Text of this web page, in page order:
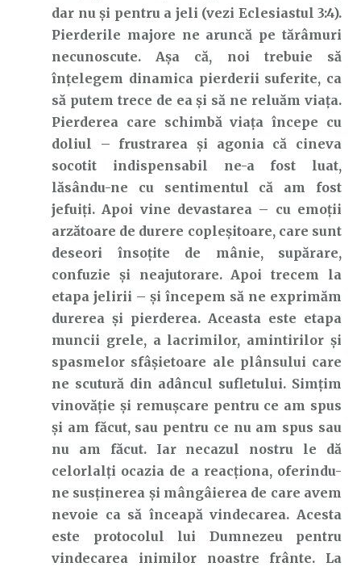
dar nu și pentru a jeli (vezi Eclesiastul 3:4).
Pierderile majore ne aruncă pe tărâmuri
necunoscute. Așa că, noi trebuie să
înțelegem dinamica pierderii suferite, ca
să putem trece de ea și să ne reluăm viața.
Pierderea care schimbă viața începe cu
doliul – frustrarea și agonia că cineva
socotit indispensabil ne-a fost luat,
lăsându-ne cu sentimentul că am fost
jefuiți. Apoi vine devastarea – cu emoții
arzătoare de durere copleșitoare, care sunt
deseori însoțite de mânie, supărare,
confuzie și neajutorare. Apoi trecem la
etapa jelirii – și începem să ne exprimăm
durerea și pierderea. Aceasta este etapa
muncii grele, a lacrimilor, amintirilor și
spasmelor sfâșietoare ale plânsului care
ne scutură din adâncul sufletului. Simțim
vinovăție și remușcare pentru ce am spus
și am făcut, sau pentru ce nu am spus sau
nu am făcut. Iar necazul nostru le dă
celorlalți ocazia de a reacționa, oferindu-
ne susținerea și mângâierea de care avem
nevoie ca să înceapă vindecarea. Acesta
este protocolul lui Dumnezeu pentru
vindecarea inimilor noastre frânte. La